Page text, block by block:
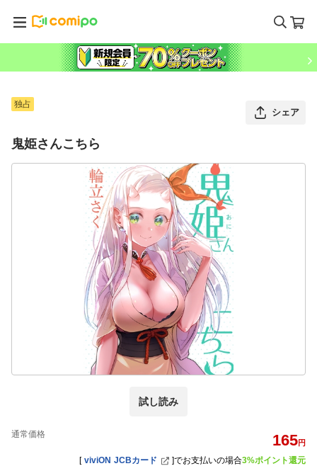
独占
シェア
鬼姫さんこちら
試し読み
通常価格 165円
[ viviON JCBカード ]でお支払いの場合3%ポイント還元